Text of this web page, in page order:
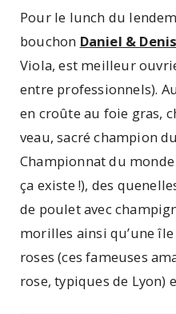
Pour le lunch du
bouchon Daniel &
Viola, est meilleur
entre professionnels).
en croûte au foie gras,
veau, sacré champion
Championnat du
ça existe !), des
de poulet avec
morilles ainsi qu’une
roses (ces fameuses
rose, typiques de Lyon)